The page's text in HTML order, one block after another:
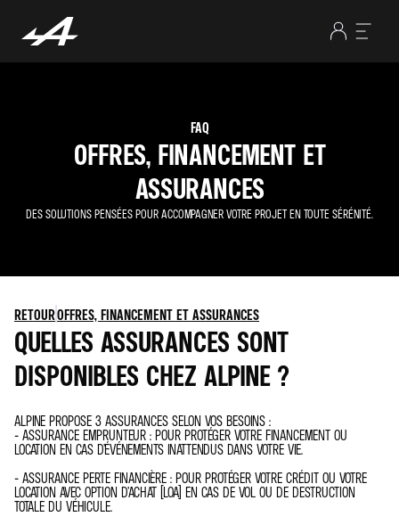
FAQ
OFFRES, FINANCEMENT ET
ASSURANCES
DES SOLUTIONS PENSÉES POUR ACCOMPAGNER VOTRE PROJET EN TOUTE SÉRÉNITÉ.
RETOUROFFRES, FINANCEMENT ET ASSURANCES
QUELLES ASSURANCES SONT
DISPONIBLES CHEZ ALPINE ?
ALPINE PROPOSE 3 ASSURANCES SELON VOS BESOINS :
- ASSURANCE EMPRUNTEUR : POUR PROTÉGER VOTRE FINANCEMENT OU
LOCATION EN CAS D’ÉVÉNEMENTS INATTENDUS DANS VOTRE VIE.
- ASSURANCE PERTE FINANCIÈRE : POUR PROTÉGER VOTRE CRÉDIT OU VOTRE
LOCATION AVEC OPTION D’ACHAT (LOA) EN CAS DE VOL OU DE DESTRUCTION
TOTALE DU VÉHICULE.